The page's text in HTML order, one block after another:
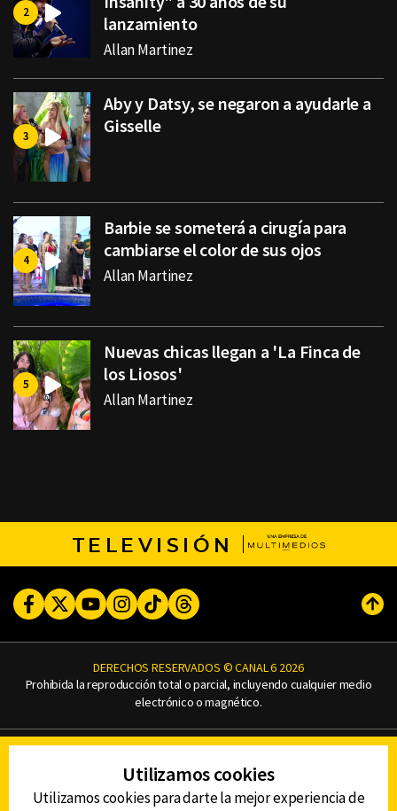
lanzamiento
Allan Martinez
Aby y Datsy, se negaron a ayudarle a
Gisselle
Barbie se someterá a cirugía para
cambiarse el color de sus ojos
Allan Martinez
Nuevas chicas llegan a 'La Finca de
los Liosos'
Allan Martinez
TELEVISIÓN
FacebookTwitterYoutubeInstagram
TikTokThreads
DERECHOS RESERVADOS © CANAL 6 2026
Prohibida la reproducción total o parcial, incluyendo cualquier medio
electrónico o magnético.
AVISO DE PRIVACIDAD
DEFENSORÍA DE LAS AUDIENCIAS
Utilizamos cookies
Utilizamos cookies para darte la mejor experiencia de